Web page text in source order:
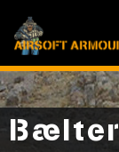
Bælter